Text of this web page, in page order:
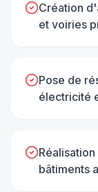
Création
et voiries
Pose de
électricité
bâtiments